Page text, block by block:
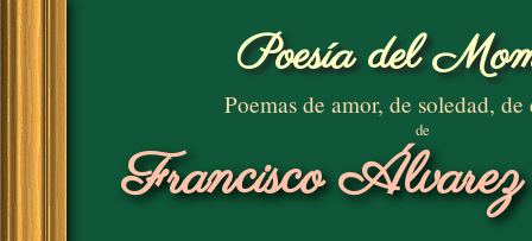
Poesía del
Poemas de amor, de soledad, de
de
Francisco